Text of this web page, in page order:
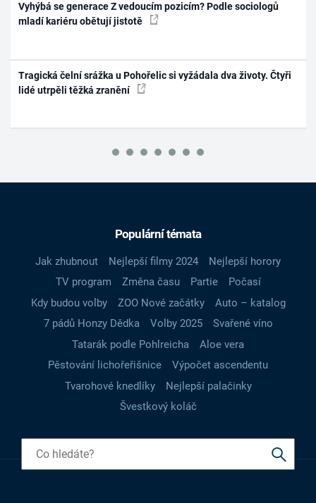
Vyhýbá se generace Z vedoucím pozicím? Podle sociologů
mladí kariéru obětují jistotě
Tragická čelní srážka u Pohořelic si vyžádala dva životy. Čtyři
lidé utrpěli těžká zranění
Populární témata
Jak zhubnout Nejlepší filmy 2024
Nejlepší horory
TV program
Změna času Partie
Počasí
Kdy budou volby
ZOO Nové začátky
Auto – katalog
7 pádů Honzy Dědka
Volby 2025
Svařené víno
Tatarák podle Pohlreicha
Aloe vera
Pěstování lichořeřišnice
Výpočet ascendentu
Tvarohové knedlíky
Nejlepší palačinky
Švestkový koláč